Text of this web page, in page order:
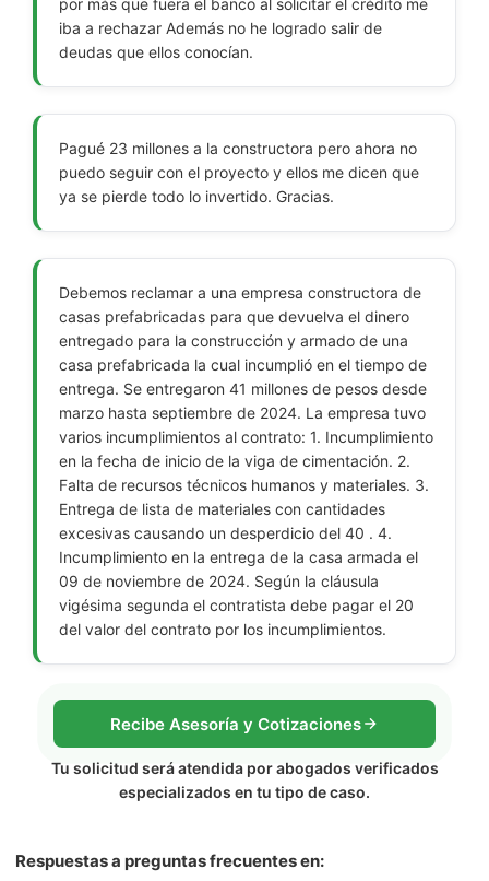
por más que fuera el banco al solicitar el crédito me
iba a rechazar Además no he logrado salir de
deudas que ellos conocían.
Pagué 23 millones a la constructora pero ahora no
puedo seguir con el proyecto y ellos me dicen que
ya se pierde todo lo invertido. Gracias.
Debemos reclamar a una empresa constructora de
casas prefabricadas para que devuelva el dinero
entregado para la construcción y armado de una
casa prefabricada la cual incumplió en el tiempo de
entrega. Se entregaron 41 millones de pesos desde
marzo hasta septiembre de 2024. La empresa tuvo
varios incumplimientos al contrato: 1. Incumplimiento
en la fecha de inicio de la viga de cimentación. 2.
Falta de recursos técnicos humanos y materiales. 3.
Entrega de lista de materiales con cantidades
excesivas causando un desperdicio del 40 . 4.
Incumplimiento en la entrega de la casa armada el
09 de noviembre de 2024. Según la cláusula
vigésima segunda el contratista debe pagar el 20
del valor del contrato por los incumplimientos.
Recibe Asesoría y Cotizaciones
Tu solicitud será atendida por abogados verificados
especializados en tu tipo de caso.
Respuestas a preguntas frecuentes en: